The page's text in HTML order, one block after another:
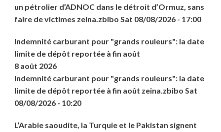
un pétrolier d’ADNOC dans le détroit d’Ormuz, sans
faire de victimes zeina.zbibo Sat 08/08/2026 - 17:00
Indemnité carburant pour "grands rouleurs": la date
limite de dépôt reportée à fin août
8 août 2026
Indemnité carburant pour "grands rouleurs": la date
limite de dépôt reportée à fin août zeina.zbibo Sat
08/08/2026 - 10:20
L’Arabie saoudite, la Turquie et le Pakistan signent